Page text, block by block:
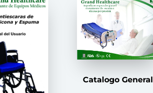
Catalogo General